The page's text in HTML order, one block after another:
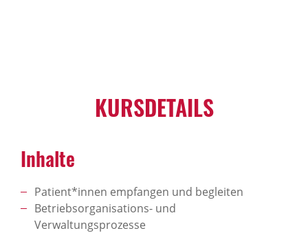
KURSDETAILS
Inhalte
Patient*innen empfangen und begleiten
Betriebsorganisations- und
Verwaltungsprozesse